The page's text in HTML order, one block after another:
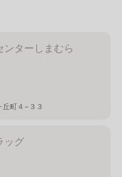
ンターしまむら
丘町４−３３
ッグ